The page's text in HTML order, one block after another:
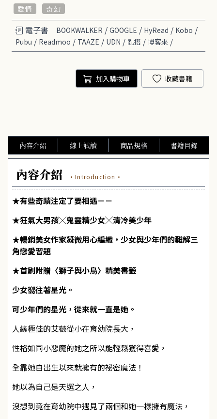
愛情 奇幻
電子書 BOOKWALKER / GOOGLE / HyRead / Kobo /
Pubu / Readmoo / TAAZE / UDN / 亂搭 / 博客來 /
加入購物車 收藏書籍
內容介紹 線上試讀 商品規格 書籍目錄
內容介紹 ·Introduction·
★有些奇蹟注定了要相遇－－
★狂氣大男孩╳鬼靈精少女╳清冷美少年
★暢銷美女作家凝微用心編織，少女與少年們的難解三
角戀愛習題
★首刷附贈〈獅子與小鳥〉精美書籤
少女嚮往著星光。
可少年們的星光，從來就一直是她。
人緣極佳的艾薇從小在育幼院長大，
性格如同小惡魔的她之所以能輕鬆獲得喜愛，
全靠她自出生以來就擁有的祕密魔法！
她以為自己是天選之人，
沒想到竟在育幼院中遇見了兩個和她一樣擁有魔法，